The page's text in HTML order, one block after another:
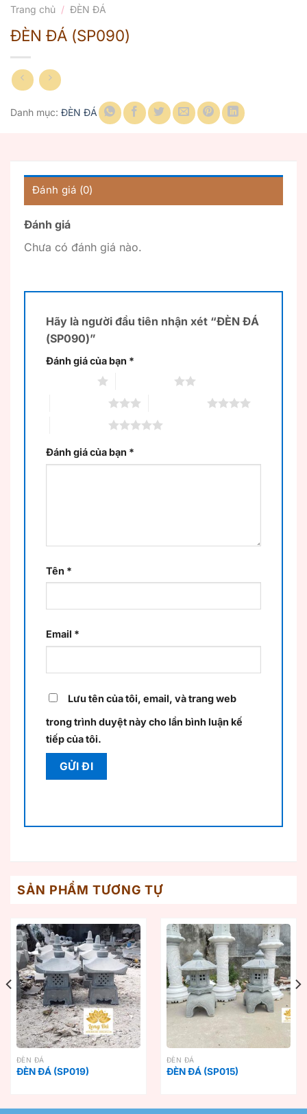
Trang chủ / ĐÈN ĐÁ
ĐÈN ĐÁ (SP090)
Danh mục: ĐÈN ĐÁ
Đánh giá (0)
Đánh giá
Chưa có đánh giá nào.
Hãy là người đầu tiên nhận xét “ĐÈN ĐÁ
(SP090)”
Đánh giá của bạn *
Đánh giá của bạn *
Tên *
Email *
Lưu tên của tôi, email, và trang web
trong trình duyệt này cho lần bình luận kế
tiếp của tôi.
SẢN PHẨM TƯƠNG TỰ
ĐÈN ĐÁ
ĐÈN ĐÁ (SP019)
ĐÈN ĐÁ
ĐÈN ĐÁ (SP015)